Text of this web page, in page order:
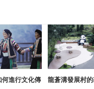
何進行文化傳
龍蒼溝發展村